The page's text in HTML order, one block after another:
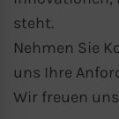
steht.
Nehmen Sie
uns Ihre
Wir freuen